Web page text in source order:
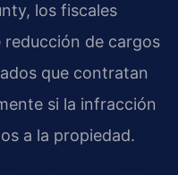
los fiscales
reducción de cargos
que contratan
si la infracción
a la propiedad.